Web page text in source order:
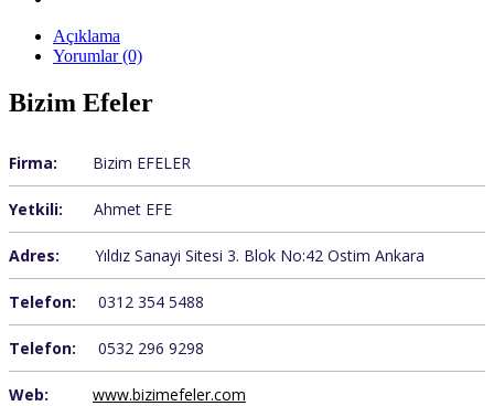
Açıklama
Yorumlar (0)
Bizim Efeler
Firma: Bizim EFELER
Yetkili: Ahmet EFE
Adres: Yıldız Sanayi Sitesi 3. Blok No:42 Ostim Ankara
Telefon: 0312 354 5488
Telefon: 0532 296 9298
Web: www.bizimefeler.com